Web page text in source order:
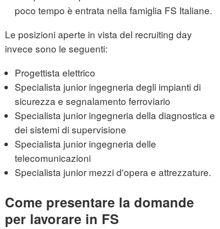
poco tempo è entrata nella famiglia FS Italiane.
Le posizioni aperte in vista del recruiting day
invece sono le seguenti:
Progettista elettrico
Specialista junior ingegneria degli impianti di
sicurezza e segnalamento ferroviario
Specialista junior ingegneria della diagnostica e
dei sistemi di supervisione
Specialista junior ingegneria delle
telecomunicazioni
Specialista junior mezzi d'opera e attrezzature.
Come presentare la domande
per lavorare in FS